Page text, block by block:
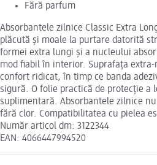
Fără parfum
Absorbantele zilnice Classic Extra
plăcută și moale la purtare datorită
formei extra lungi și a nucleului
mod fiabil în interior. Suprafața
confort ridicat, în timp ce banda
sigură. O folie practică de protecție a
suplimentară. Absorbantele zilnice
fără clor. Compatibilitatea cu pielea
Număr articol dm: 3122344
EAN: 4066447994520